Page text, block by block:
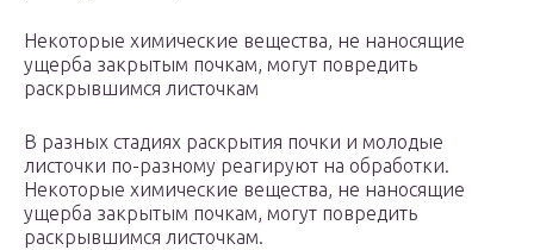
Некоторые химические вещества, не наносящие
ущерба закрытым почкам, могут повредить
раскрывшимся листочкам
В разных стадиях раскрытия почки и молодые
листочки по-разному реагируют на обработки.
Некоторые химические вещества, не наносящие
ущерба закрытым почкам, могут повредить
раскрывшимся листочкам.